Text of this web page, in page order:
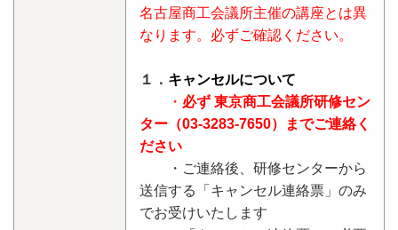
名古屋商工会議所主催の講座とは異
なります。必ずご確認ください。
１． キャンセルについて
・ 必ず 東京商工会議所研修セン
ター（03-3283-7650）までご連絡く
ださい
・ご連絡後、研修センターから
送信する「キャンセル連絡票」のみ
でお受けいたします